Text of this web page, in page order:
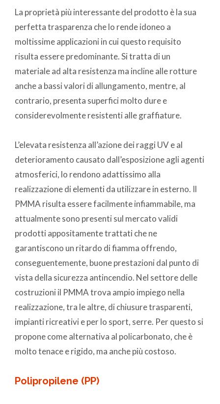
La proprietà più interessante del prodotto è la sua
perfetta trasparenza che lo rende idoneo a
moltissime applicazioni in cui questo requisito
risulta essere predominante. Si tratta di un
materiale ad alta resistenza ma incline alle rotture
anche a bassi valori di allungamento, mentre, al
contrario, presenta superfici molto dure e
considerevolmente resistenti alle graffiature.
L’elevata resistenza all’azione dei raggi UV e al
deterioramento causato dall’esposizione agli agenti
atmosferici, lo rendono adattissimo alla
realizzazione di elementi da utilizzare in esterno. Il
PMMA risulta essere facilmente infiammabile, ma
attualmente sono presenti sul mercato validi
prodotti appositamente trattati che ne
garantiscono un ritardo di fiamma offrendo,
conseguentemente, buone prestazioni dal punto di
vista della sicurezza antincendio. Nel settore delle
costruzioni il PMMA trova ampio impiego nella
realizzazione, tra le altre, di chiusure trasparenti,
impianti ricreativi e per lo sport, serre. Per questo si
propone come alternativa al policarbonato, che è
molto tenace e rigido, ma anche più costoso.
Polipropilene (PP)